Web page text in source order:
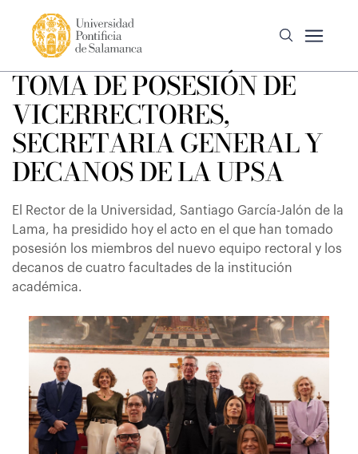
TOMA DE POSESIÓN DE
VICERRECTORES,
SECRETARIA GENERAL Y
DECANOS DE LA UPSA
El Rector de la Universidad, Santiago García-Jalón de la
Lama, ha presidido hoy el acto en el que han tomado
posesión los miembros del nuevo equipo rectoral y los
decanos de cuatro facultades de la institución
académica.